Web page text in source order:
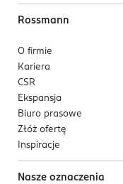
Rossmann
O firmie
Kariera
CSR
Ekspansja
Biuro prasowe
Złóż ofertę
Inspiracje
Nasze oznaczenia